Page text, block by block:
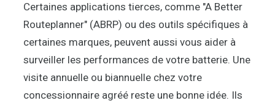
Certaines applications tierces, comme "A Better
Routeplanner" (ABRP) ou des outils spécifiques à
certaines marques, peuvent aussi vous aider à
surveiller les performances de votre batterie. Une
visite annuelle ou biannuelle chez votre
concessionnaire agréé reste une bonne idée. Ils